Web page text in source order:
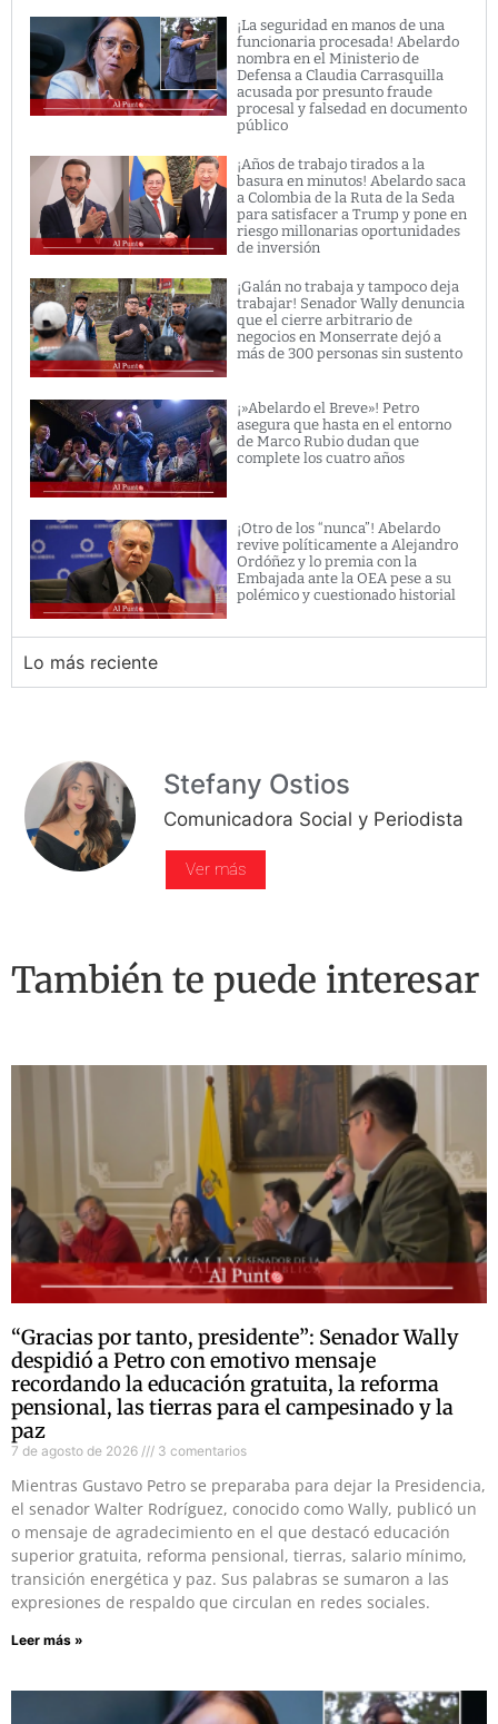
¡La seguridad en manos de una
funcionaria procesada! Abelardo
nombra en el Ministerio de
Defensa a Claudia Carrasquilla
acusada por presunto fraude
procesal y falsedad en documento
público
¡Años de trabajo tirados a la
basura en minutos! Abelardo saca
a Colombia de la Ruta de la Seda
para satisfacer a Trump y pone en
riesgo millonarias oportunidades
de inversión
¡Galán no trabaja y tampoco deja
trabajar! Senador Wally denuncia
que el cierre arbitrario de
negocios en Monserrate dejó a
más de 300 personas sin sustento
¡»Abelardo el Breve»! Petro
asegura que hasta en el entorno
de Marco Rubio dudan que
complete los cuatro años
¡Otro de los “nunca”! Abelardo
revive políticamente a Alejandro
Ordóñez y lo premia con la
Embajada ante la OEA pese a su
polémico y cuestionado historial
Lo más reciente
Stefany Ostios
Comunicadora Social y Periodista
Ver más
También te puede interesar
“Gracias por tanto, presidente”: Senador Wally
despidió a Petro con emotivo mensaje
recordando la educación gratuita, la reforma
pensional, las tierras para el campesinado y la
paz
7 de agosto de 2026 3 comentarios
Mientras Gustavo Petro se preparaba para dejar la Presidencia,
el senador Walter Rodríguez, conocido como Wally, publicó un
o mensaje de agradecimiento en el que destacó educación
superior gratuita, reforma pensional, tierras, salario mínimo,
transición energética y paz. Sus palabras se sumaron a las
expresiones de respaldo que circulan en redes sociales.
Leer más »